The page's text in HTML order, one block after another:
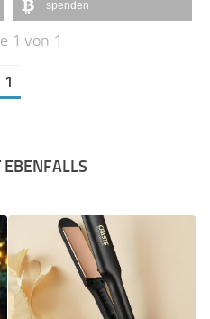
spenden
1 von 1
1